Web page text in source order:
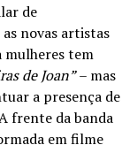
de
novas artistas
mulheres tem
de Joan”– mas
a presença de
frente da banda
em filme